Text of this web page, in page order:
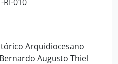
RI-010
Arquidiocesano
Augusto Thiel